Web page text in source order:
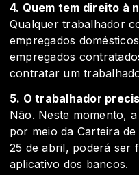
4. Quem tem direito à
Qualquer trabalhador
empregados
empregados
contratar um
5. O trabalhador
Não. Neste momento,
por meio da Carteira
25 de abril, poderá ser
aplicativo dos bancos.